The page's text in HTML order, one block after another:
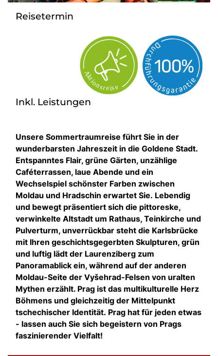
Reisetermin
Inkl. Leistungen
Unsere Sommertraumreise führt Sie in der
wunderbarsten Jahreszeit in die Goldene Stadt.
Entspanntes Flair, grüne Gärten, unzählige
Caféterrassen, laue Abende und ein
Wechselspiel schönster Farben zwischen
Moldau und Hradschin erwartet Sie. Lebendig
und bewegt präsentiert sich die pittoreske,
verwinkelte Altstadt um Rathaus, Teinkirche und
Pulverturm, unverrückbar steht die Karlsbrücke
mit Ihren geschichtsgegerbten Skulpturen, grün
und luftig lädt der Laurenziberg zum
Panoramablick ein, während auf der anderen
Moldau-Seite der Vyšehrad-Felsen von uralten
Mythen erzählt. Prag ist das multikulturelle Herz
Böhmens und gleichzeitig der Mittelpunkt
tschechischer Identität. Prag hat für jeden etwas
- lassen auch Sie sich begeistern von Prags
faszinierender Vielfalt!